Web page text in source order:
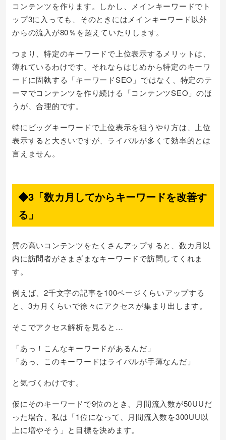
コンテンツを作ります。しかし、メインキーワードでト
ップ3に入っても、そのときにはメインキーワード以外
からの流入が80％を超えていたりします。
つまり、特定のキーワードで上位表示するメリットは、
薄れているわけです。それならはじめから特定のキーワ
ードに固執する「キーワードSEO」ではなく、特定のテ
ーマでコンテンツを作り続ける「コンテンツSEO」のほ
うが、合理的です。
特にビッグキーワードで上位表示を狙うやり方は、上位
表示すると大きいですが、ライバルが多くて効率的とは
言えません。
◆3「数カ月してからキーワードを改善す
る」
質の高いコンテンツをたくさんアップすると、数カ月以
内に訪問者がさまざまなキーワードで訪問してくれま
す。
例えば、2千文字の記事を100ページくらいアップする
と、3カ月くらいで徐々にアクセスが集まり出します。
そこでアクセス解析を見ると…
「あっ！こんなキーワードがあるんだ」
「あっ、このキーワードはライバルが手薄なんだ」
と気づくわけです。
仮にそのキーワードで9位のとき、月間流入数が50UUだ
った場合、私は「1位になって、月間流入数を300UU以
上に増やそう」と目標を決めます。